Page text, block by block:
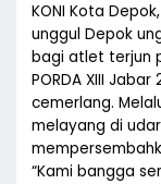
KONI Kota
unggul Depok
bagi atlet terjun
PORDA XIII
cemerlang.
melayang di
“Kami bangga